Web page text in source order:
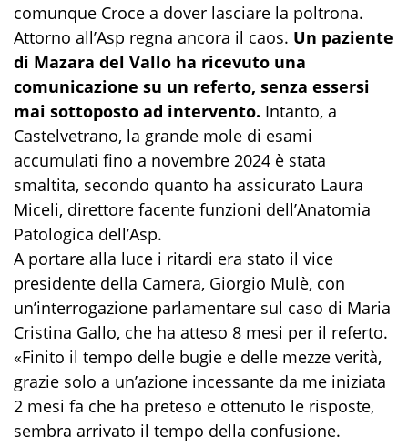
comunque Croce a dover lasciare la poltrona.
Attorno all’Asp regna ancora il caos. Un paziente
di Mazara del Vallo ha ricevuto una
comunicazione su un referto, senza essersi
mai sottoposto ad intervento. Intanto, a
Castelvetrano, la grande mole di esami
accumulati fino a novembre 2024 è stata
smaltita, secondo quanto ha assicurato Laura
Miceli, direttore facente funzioni dell’Anatomia
Patologica dell’Asp.
A portare alla luce i ritardi era stato il vice
presidente della Camera, Giorgio Mulè, con
un’interrogazione parlamentare sul caso di Maria
Cristina Gallo, che ha atteso 8 mesi per il referto.
«Finito il tempo delle bugie e delle mezze verità,
grazie solo a un’azione incessante da me iniziata
2 mesi fa che ha preteso e ottenuto le risposte,
sembra arrivato il tempo della confusione.